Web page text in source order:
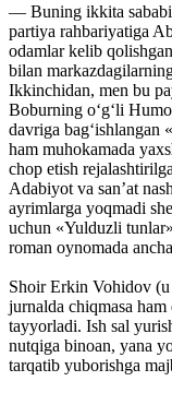
— Buning ikkita sababi
partiya rahbariyatiga
odamlar kelib
bilan
Ikkinchidan, men bu
Boburning o‘g‘li
davriga
ham muhokamada
chop etish
Adabiyot va san’at
ayrimlarga yoqmadi
uchun «Yulduzli
roman oynomada
Shoir Erkin Vohidov
jurnalda chiqmasa
tayyorladi. Ish sal
nutqiga binoan, yana
tarqatib yuborishga